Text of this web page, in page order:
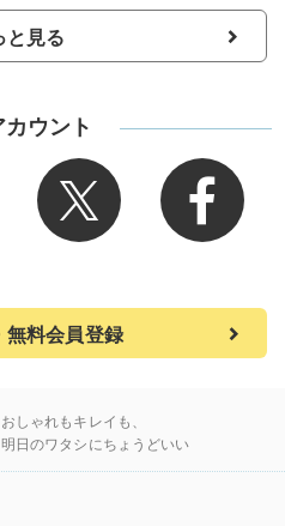
と見る
ウント
無料会員登録
おしゃれもキレイも、
明日のワタシにちょうどいい